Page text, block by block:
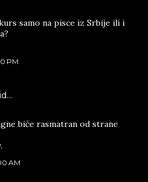
samo na pisce iz Srbije ili i
PM
biće rasmatran od strane
AM